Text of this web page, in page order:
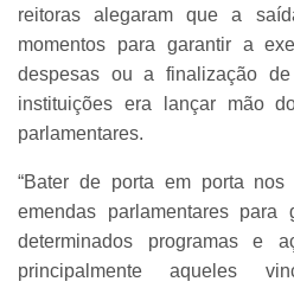
reitoras alegaram que a
momentos para garantir a
despesas ou a finalização
instituições era lançar mão
parlamentares.
“Bater de porta em porta
emendas parlamentares para
determinados programas e
principalmente aqueles